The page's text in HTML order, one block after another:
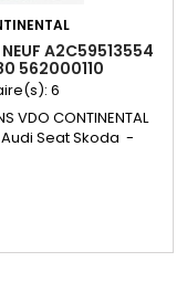
A2C59513554
562000110
6
VDO CONTINENTAL
Seat Skoda -
, 5WS40539 ,
, 562000110 - Pour
Code moteur :